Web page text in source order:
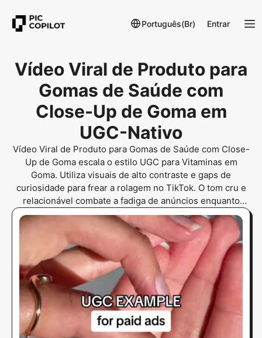
Português(Br) Entrar
Vídeo Viral de Produto para
Gomas de Saúde com
Close-Up de Goma em
UGC-Nativo
Vídeo Viral de Produto para Gomas de Saúde com Close-
Up de Goma escala o estilo UGC para Vitaminas em
Goma. Utiliza visuais de alto contraste e gaps de
curiosidade para frear a rolagem no TikTok. O tom cru e
relacionável combate a fadiga de anúncios enquanto
destaca a textura do produto. Este formato domina testes
de anúncios com alto CTR para Gen-Z e Millennials dos
EUA, com retenção de 80% nos primeiros 3 segundos.